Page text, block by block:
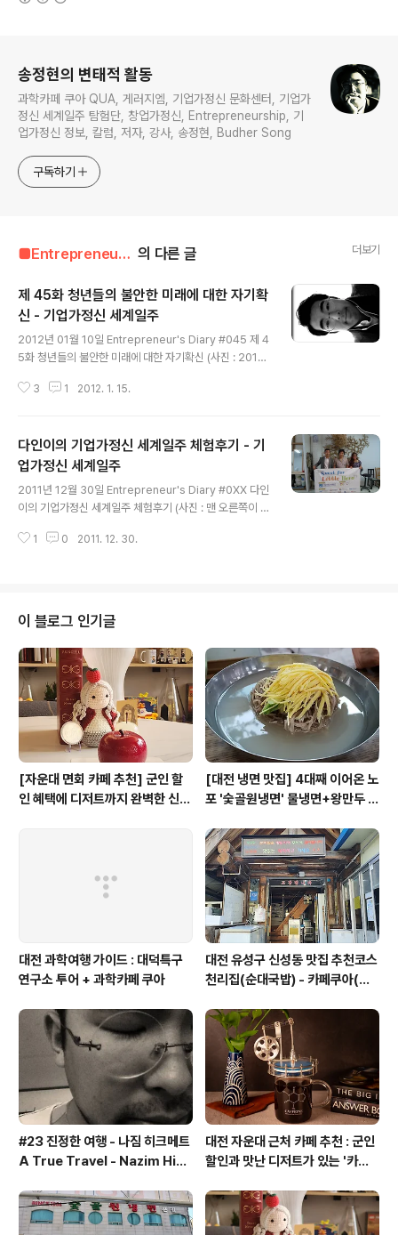
송정현의 변태적 활동
과학카페 쿠아 QUA, 게러지엠, 기업가정신 문화센터, 기업가
정신 세계일주 탐험단, 창업가정신, Entrepreneurship, 기
업가정신 정보, 칼럼, 저자, 강사, 송정현, Budher Song
구독하기
■Entrepreneur■■■/Entrepreneur's Diary 의 다른 글 더보기
제 45화 청년들의 불안한 미래에 대한 자기확
신 - 기업가정신 세계일주
2012년 01월 10일 Entrepreneur's Diary #045 제 4
5화 청년들의 불안한 미래에 대한 자기확신 (사진 : 2011
해는 분주하게 새해 계획이니 뭐니 세우지는 않았다. 귀국
습을 약 10년 단위로 그려놓았다. 소프트뱅크의 손정의 회
장은 10대에 뜻을 세우면서 60대까지의 생의 목표를 세웠
던 것이 떠오른다. 참 대단한 포부를 지닌 그다. 그에 비하
면 15년 정도는 내가 늦은 셈이지만, 어짜피 그와 나는 궁
극의 본질을 추구하는 사람이니, 늦고 빠름은 그저 인지(認
知)의 장난일 뿐이다. 우리의 관심은 업(業)을 ..
3 1 2012. 1. 15.
다인이의 기업가정신 세계일주 체험후기 - 기
업가정신 세계일주
2011년 12월 30일 Entrepreneur's Diary #0XX 다인
이의 기업가정신 세계일주 체험후기 (사진 : 맨 오른쪽이 다
기업가정신 세계일주 체험후기 다인양이 몇 일 전 함께 프
가 미국 뉴욕에 머물 당시 통역을 도와주었던 친구다. 현재
듀크대에서 국제학과 정치학을 공부를 하고 있는 여학생이
다. 청년창업가 인터뷰 통역을 도와주면서 통역 역할만 수
행하는 것이 아니라, 자신도 인터뷰에 직접 참여해서 궁금
한 것은 물어보고 함께 인터뷰를 진행하면, 그녀의 진로에
도 도움이 되고..
1 0 2011. 12. 30.
이 블로그 인기글
[자운대 면회 카페 추천] 군인 할
인 혜택에 디저트까지 완벽한 신성
[대전 냉면 맛집] 4대째 이어온 노
포 '숯골원냉면' 물냉면+왕만두 조
대전 과학여행 가이드 : 대덕특구
연구소 투어 + 과학카페 쿠아
대전 유성구 신성동 맛집 추천코스
천리집(순대국밥) - 카페쿠아(커
#23 진정한 여행 - 나짐 히크메트
A True Travel - Nazim Hik
대전 자운대 근처 카페 추천 : 군인
할인과 맛난 디저트가 있는 '카페